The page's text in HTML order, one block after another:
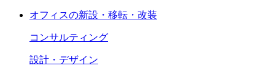
オフィスの新設・移転・改装
コンサルティング
設計・デザイン